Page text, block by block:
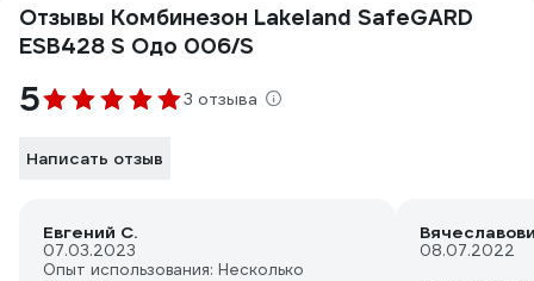
Отзывы Комбинезон Lakeland SafeGARD
ESB428 S Одо 006/S
5 3 отзыва
Написать отзыв
Евгений С.
07.03.2023
Опыт использования: Несколько
08.07.2022